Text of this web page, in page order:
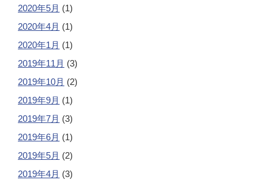
2020年5月 (1)
2020年4月 (1)
2020年1月 (1)
2019年11月 (3)
2019年10月 (2)
2019年9月 (1)
2019年7月 (3)
2019年6月 (1)
2019年5月 (2)
2019年4月 (3)